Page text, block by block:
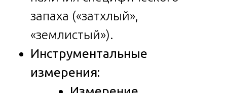
запаха («затхлый»,
«землистый»).
Инструментальные
измерения: